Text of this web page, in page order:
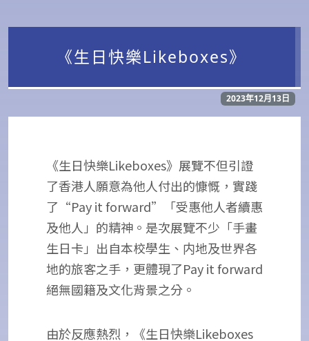
《生日快樂Likeboxes》
2023年12月13日
《生日快樂Likeboxes》展覽不但引證
了香港人願意為他人付出的慷慨，實踐
了“Pay it forward”「受惠他人者續惠
及他人」的精神。是次展覽不少「手畫
生日卡」出自本校學生、内地及世界各
地的旅客之手，更體現了Pay it forward
絕無國籍及文化背景之分。
由於反應熱烈，《生日快樂Likeboxes